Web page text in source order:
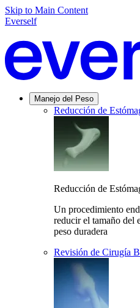
Skip to Main Content
Everself
Manejo del Peso
Reducción de
Reducción de
Un procedimiento
reducir el tamaño del
peso duradera
Revisión de Cirugía